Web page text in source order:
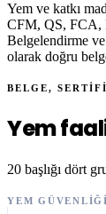
Yem ve katkı
CFM, QS, FCA,
Belgelendirme
olarak doğru
BELGE,
Yem
20 başlığı dört
YEM